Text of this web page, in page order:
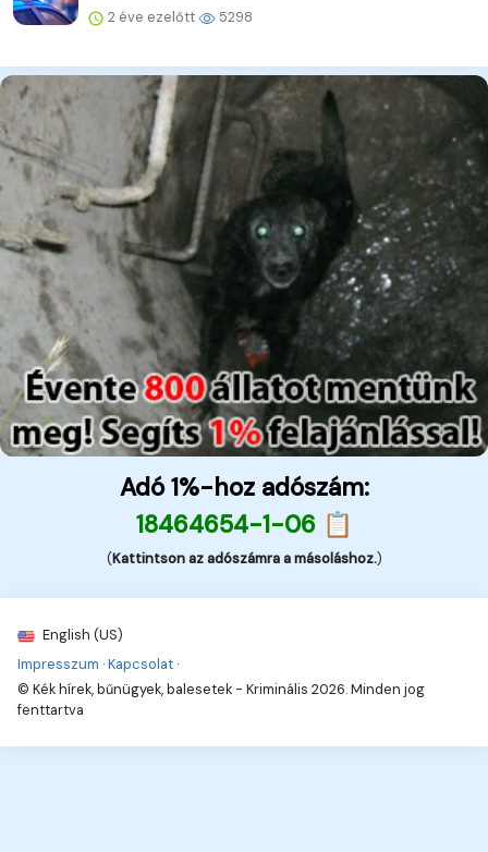
2 éve ezelőtt 5298
Adó 1%-hoz adószám:
18464654-1-06 📋
(Kattintson az adószámra a másoláshoz.)
English (US)
Impresszum ·Kapcsolat ·
© Kék hírek, bűnügyek, balesetek - Kriminális 2026. Minden jog
fenttartva